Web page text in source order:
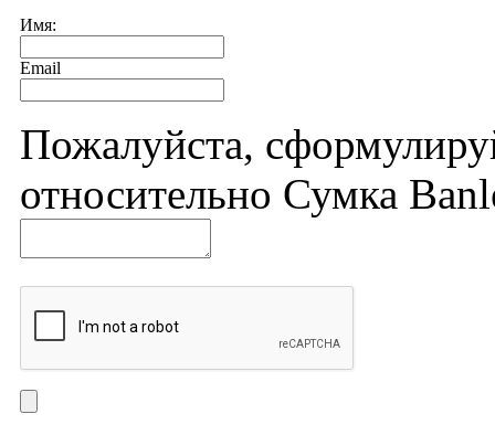
Имя:
Email
Пожалуйста,
относительно Сумка